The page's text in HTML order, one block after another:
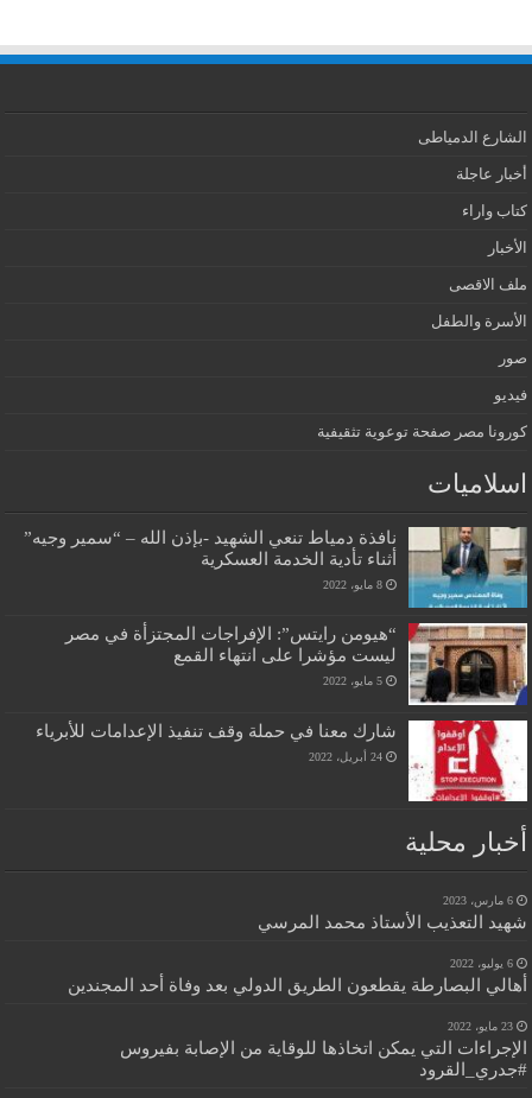
الشارع الدمياطى
أخبار عاجلة
كتاب واراء
الأخبار
ملف الاقصى
الأسرة والطفل
صور
فيديو
كورونا مصر صفحة توعوية تثقيفية
اسلاميات
نافذة دمياط تنعي الشهيد -بإذن الله – “سمير وجيه”
أثناء تأدية الخدمة العسكرية
8 مايو، 2022
“هيومن رايتس”: الإفراجات المجتزأة في مصر
ليست مؤشرا على انتهاء القمع
5 مايو، 2022
شارك معنا في حملة وقف تنفيذ الإعدامات للأبرياء
24 أبريل، 2022
أخبار محلية
6 مارس، 2023
شهيد التعذيب الأستاذ محمد المرسي
6 يوليو، 2022
أهالي البصارطة يقطعون الطريق الدولي بعد وفاة أحد المجندين
23 مايو، 2022
الإجراءات التي يمكن اتخاذها للوقاية من الإصابة بفيروس
#جدري_القرود